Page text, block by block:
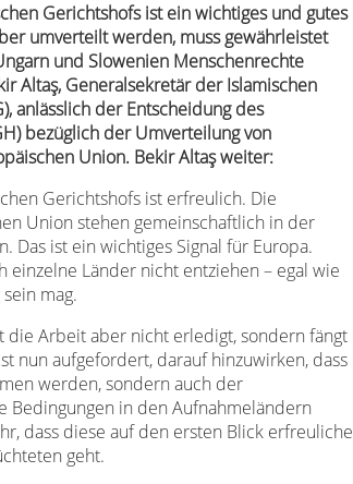
Gerichtshofs ist ein wichtiges und gutes
umverteilt werden, muss gewährleistet
und Slowenien Menschenrechte
Altaş, Generalsekretär der Islamischen
anlässlich der Entscheidung des
bezüglich der Umverteilung von
Union. Bekir Altaş weiter:
Gerichtshofs ist erfreulich. Die
Union stehen gemeinschaftlich in der
Das ist ein wichtiges Signal für Europa.
einzelne Länder nicht entziehen – egal wie
mag.
die Arbeit aber nicht erledigt, sondern fängt
nun aufgefordert, darauf hinzuwirken, dass
werden, sondern auch der
Bedingungen in den Aufnahmeländern
dass diese auf den ersten Blick erfreuliche
geht.